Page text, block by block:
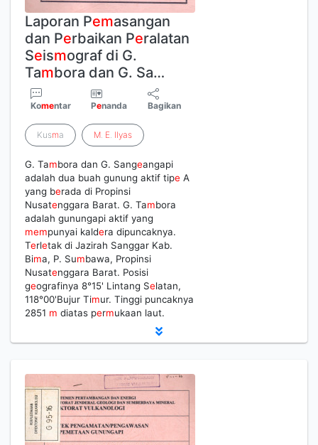
Laporan Pemasangan
dan Perbaikan Peralatan
Seismograf di G.
Tambora dan G. Sa…
Komentar Penanda Bagikan
Kusma M. E. Ilyas
G. Tambora dan G. Sangeangapi
adalah dua buah gunung aktif tipe A
yang berada di Propinsi
Nusatenggara Barat. G. Tambora
adalah gunungapi aktif yang
mempunyai kaldera dipuncaknya.
Terletak di Jazirah Sanggar Kab.
Bima, P. Sumbawa, Propinsi
Nusatenggara Barat. Posisi
geografinya 8°15' Lintang Selatan,
118°00'Bujur Timur. Tinggi puncaknya
2851 m diatas permukaan laut.